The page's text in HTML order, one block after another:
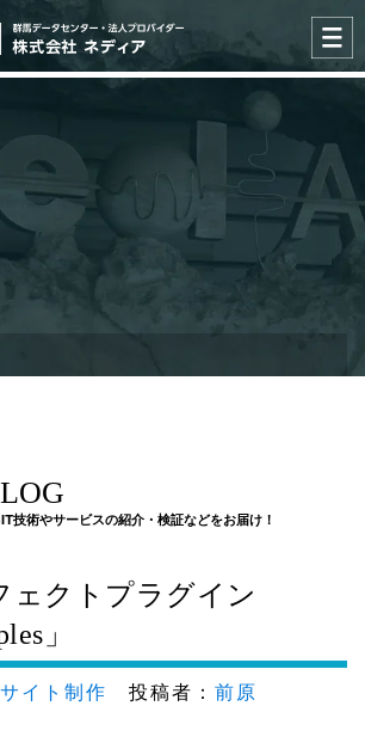
技術やサービスの紹介・検証などをお届け！
ェクトプラグイン
」
サイト制作 投稿者： 前原